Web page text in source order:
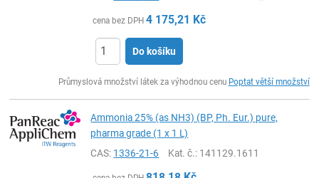
cena bez DPH 4 175,21 Kč
Do košíku
Průmyslová množství látek za výhodnou cenu Poptat větší množství
Ammonia 25% (as NH3) (BP, Ph. Eur.) pure,
pharma grade (1 x 1 L)
CAS: 1336-21-6 Kat. č.: 141129.1611